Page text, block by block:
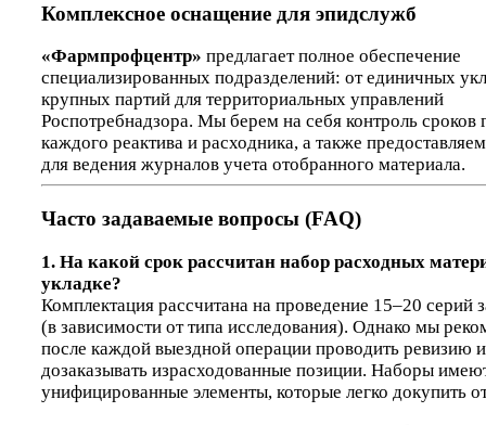
Комплексное оснащение для эпидслужб
«Фармпрофцентр» предлагает полное обеспечение
специализированных подразделений: от единичных
крупных партий для территориальных управлений
Роспотребнадзора. Мы берем на себя контроль сроков
каждого реактива и расходника, а также
для ведения журналов учета отобранного материала.
Часто задаваемые вопросы (FAQ)
1. На какой срок рассчитан набор расходных
укладке?
Комплектация рассчитана на проведение 15–20 серий
(в зависимости от типа исследования). Однако мы
после каждой выездной операции проводить ревизию и
дозаказывать израсходованные позиции. Наборы
унифицированные элементы, которые легко докупить